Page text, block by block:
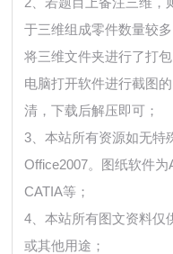
于三维组成零件数量较
将三维文件夹进行了打
电脑打开软件进行截图
清，下载后解压即可；
3、本站所有资源如无特
Office2007。图纸软件为
CATIA等；
4、本站所有图文资料仅
或其他用途；